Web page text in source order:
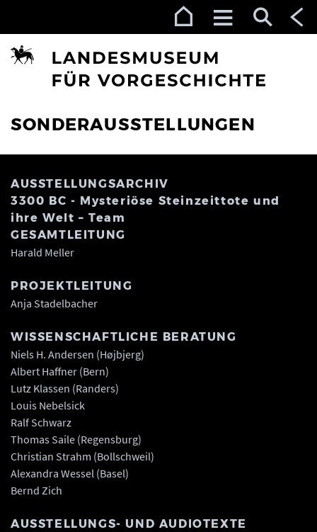
SONDERAUSSTELLUNGEN
AUSSTELLUNGSARCHIV
3300 BC - Mysteriöse Steinzeittote und
ihre Welt – Team
GESAMTLEITUNG
Harald Meller
PROJEKTLEITUNG
Anja Stadelbacher
WISSENSCHAFTLICHE BERATUNG
Niels H. Andersen (Højbjerg)
Albert Haffner (Bern)
Lutz Klassen (Randers)
Louis Nebelsick
Ralf Schwarz
Thomas Saile (Regensburg)
Christian Strahm (Bollschweil)
Alexandra Wessel (Basel)
Bernd Zich
AUSSTELLUNGS- UND AUDIOTEXTE